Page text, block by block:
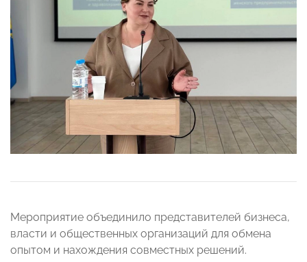
Мероприятие объединило представителей бизнеса,
власти и общественных организаций для обмена
опытом и нахождения совместных решений.